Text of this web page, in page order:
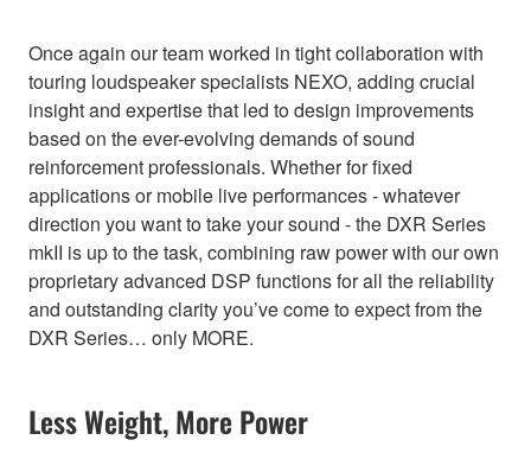
Once again our team worked in tight collaboration with
touring loudspeaker specialists NEXO, adding crucial
insight and expertise that led to design improvements
based on the ever-evolving demands of sound
reinforcement professionals. Whether for fixed
applications or mobile live performances - whatever
direction you want to take your sound - the DXR Series
mkII is up to the task, combining raw power with our own
proprietary advanced DSP functions for all the reliability
and outstanding clarity you’ve come to expect from the
DXR Series… only MORE.
Less Weight, More Power